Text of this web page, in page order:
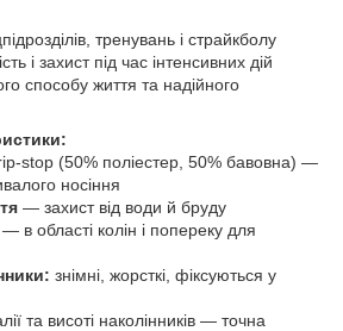
тренувань і страйкболу
і захист під час інтенсивних дій
способу життя та надійного
stop (50% поліестер, 50% бавовна) —
носіння
— захист від води й бруду
— в області колін і попереку для
знімні, жорсткі, фіксуються у
та висоті наколінників — точна